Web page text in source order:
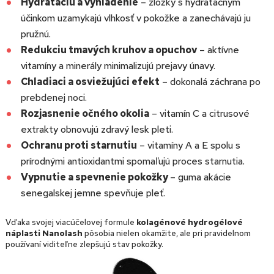
účinkom uzamykajú vlhkosť v pokožke a zanechávajú ju
pružnú.
Redukciu tmavých kruhov a opuchov– aktívne
vitamíny a minerály minimalizujú prejavy únavy.
Chladiaci a osviežujúci efekt – dokonalá záchrana po
prebdenej noci.
Rozjasnenie očného okolia– vitamín C a citrusové
extrakty obnovujú zdravý lesk pleti.
Ochranu proti starnutiu – vitamíny A a E spolu s
prírodnými antioxidantmi spomaľujú proces starnutia.
Vypnutie a spevnenie pokožky– guma akácie
senegalskej jemne spevňuje pleť.
Vďaka svojej viacúčelovej formule kolagénové hydrogélové
náplasti Nanolash pôsobia nielen okamžite, ale pri pravidelnom
používaní viditeľne zlepšujú stav pokožky.